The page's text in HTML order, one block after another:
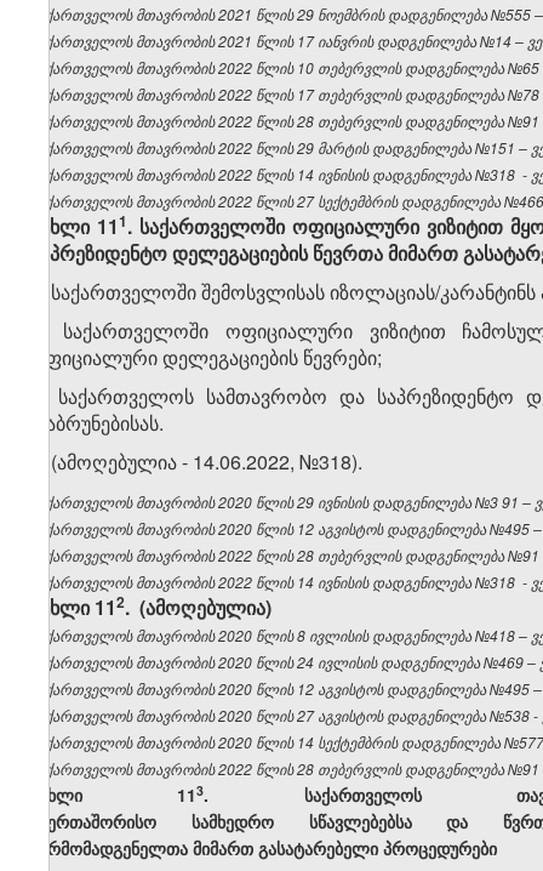
საქართველოს მთავრობის 2021 წლის 29 ნოემბრის დადგენილება №555
საქართველოს მთავრობის 2021 წლის 17 იანვრის დადგენილება №14 –
საქართველოს მთავრობის 2022 წლის 10 თებერვლის დადგენილება №65
საქართველოს მთავრობის 2022 წლის 17 თებერვლის დადგენილება №78
საქართველოს მთავრობის 2022 წლის 28 თებერვლის დადგენილება №91
საქართველოს მთავრობის 2022 წლის 29 მარტის დადგენილება №151 –
საქართველოს მთავრობის 2022 წლის 14 ივნისის დადგენილება №318 -
საქართველოს მთავრობის 2022 წლის 27 სექტემბრის დადგენილება
მუხლი 11​1. საქართველოში ოფიციალური ვიზიტით
საპრეზიდენტო დელეგაციების წევრთა მიმართ
1. საქართველოში შემოსვლისას იზოლაციას/კარანტინს
ა) საქართველოში ოფიციალური ვიზიტით
ოფიციალური დელეგაციების წევრები;
ბ) საქართველოს სამთავრობო და საპრეზიდენტო
დაბრუნებისას.
2. (ამოღებულია - 14.06.2022, №318).
საქართველოს მთავრობის 2020 წლის29 ივნისის დადგენილება №391 –
საქართველოს მთავრობის 2020 წლის 12 აგვისტოს დადგენილება №495
საქართველოს მთავრობის 2022 წლის 28 თებერვლის დადგენილება №91
საქართველოს მთავრობის 2022 წლის 14 ივნისის დადგენილება №318 -
მუხლი 11​2. (ამოღებულია)
საქართველოს მთავრობის 2020 წლის 8 ივლისის დადგენილება №418 –
საქართველოს მთავრობის 2020 წლის 24 ივლისის დადგენილება №469 –
საქართველოს მთავრობის 2020 წლის 12 აგვისტოს დადგენილება №495
საქართველოს მთავრობის 2020 წლის 27 აგვისტოს დადგენილება №538 -
საქართველოს მთავრობის 2020 წლის 14 სექტემბრის დადგენილება
საქართველოს მთავრობის 2022 წლის 28 თებერვლის დადგენილება №91
მუხლი 11​3. საქართველოს
საერთაშორისო სამხედრო სწავლებებსა და
წარმომადგენელთა მიმართ გასატარებელი პროცედურები